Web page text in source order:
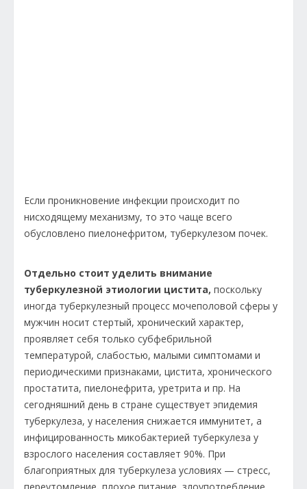
Если проникновение инфекции происходит по
нисходящему механизму, то это чаще всего
обусловлено пиелонефритом, туберкулезом почек.
Отдельно стоит уделить внимание
туберкулезной этиологии цистита, поскольку
иногда туберкулезный процесс мочеполовой сферы у
мужчин носит стертый, хронический характер,
проявляет себя только субфебрильной
температурой, слабостью, малыми симптомами и
периодическими признаками, цистита, хронического
простатита, пиелонефрита, уретрита и пр. На
сегодняшний день в стране существует эпидемия
туберкулеза, у населения снижается иммунитет, а
инфицированность микобактерией туберкулеза у
взрослого населения составляет 90%. При
благоприятных для туберкулеза условиях — стресс,